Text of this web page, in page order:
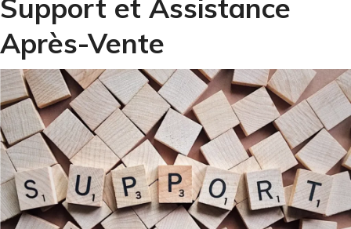
Support et Assistance
Après-Vente